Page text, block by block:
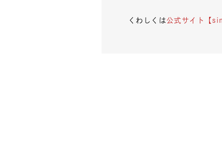
くわしくは 公式サイト【